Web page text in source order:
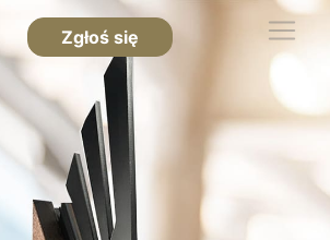
Zgłoś się